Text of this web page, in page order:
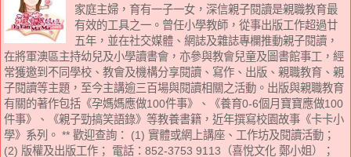
家庭主婦，育有一子一女，深信親子閱讀是親職教育最
有效的工具之一。曾任小學教師，從事出版工作超過廿
五年，並在社交媒體、網誌及雜誌專欄推動親子閱讀，
在將軍澳區主持幼兒及小學讀書會，亦參與教會兒童及圖書館事工，經
常獲邀到不同學校、教會及機構分享閱讀、寫作、出版、親職教育、親
子閱讀等主題，至今主講逾三百場與閱讀相關之活動。出版與親職教育
有關的著作包括《孕媽媽應做100件事》、《養育0-6個月寶寶應做100
件事》、《親子勁搞笑語錄》等教養書籍，近年撰寫校園故事《卡卡小
學》系列。 ** 歡迎查詢： (1) 實體或網上講座、工作坊及閱讀活動；
(2) 版權及出版工作； 電話：852-3753 9113（喜悅文化 鄭小姐）；